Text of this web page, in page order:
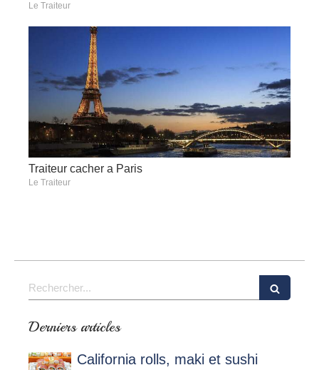
Le Traiteur
Traiteur cacher a Paris
Le Traiteur
Rechercher
Derniers articles
California rolls, maki et sushi